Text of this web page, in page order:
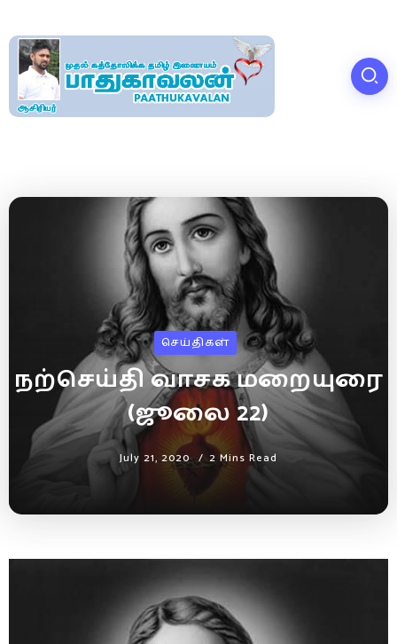
செய்திகள்
நற்செய்தி வாசக மறையுரை
(ஜூலை 22)
July 21, 2020 2 Mins Read